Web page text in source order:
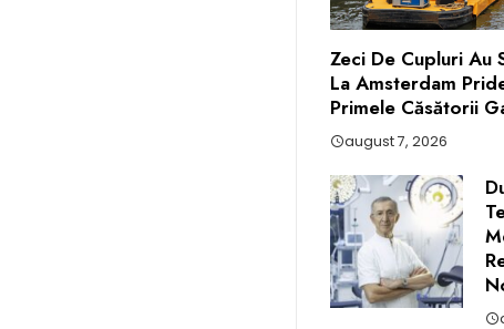
Zeci De Cupluri Au
La Amsterdam
Primele Căsătorii
august 7, 2026